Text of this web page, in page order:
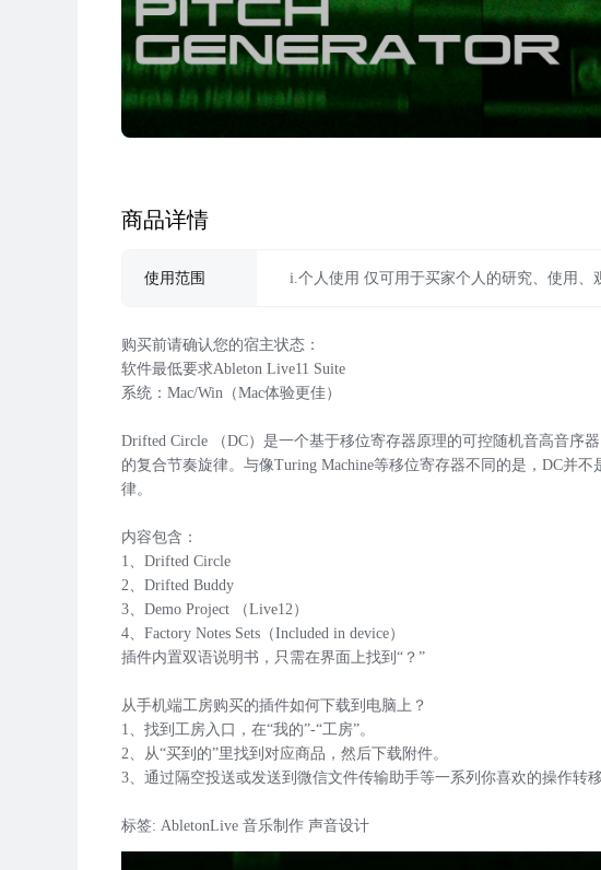
商品详情
使用范围 i.个人使用 仅可用于买家个人的研究、使用、
购买前请确认您的宿主状态：
软件最低要求Ableton Live11 Suite
系统：Mac/Win（Mac体验更佳）
Drifted Circle （DC）是一个基于移位寄存器原理的可控随机音高音序
的复合节奏旋律。与像Turing Machine等移位寄存器不同的是，DC并
律。
内容包含：
1、Drifted Circle
2、Drifted Buddy
3、Demo Project （Live12）
4、Factory Notes Sets（Included in device）
插件内置双语说明书，只需在界面上找到“？”
从手机端工房购买的插件如何下载到电脑上？
1、找到工房入口，在“我的”-“工房”。
2、从“买到的”里找到对应商品，然后下载附件。
3、通过隔空投送或发送到微信文件传输助手等一系列你喜欢的操作转移
标签: AbletonLive 音乐制作 声音设计